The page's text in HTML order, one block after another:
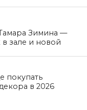
Зимина —
в зале и новой
покупать
в 2026